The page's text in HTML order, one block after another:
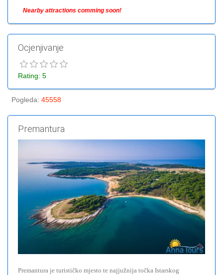
Nearby attractions comming soon!
Ocjenjivanje
Rating: 5
Pogleda: 45558
Premantura
Premantura je turističko mjesto te najjužnija točka Istarskog